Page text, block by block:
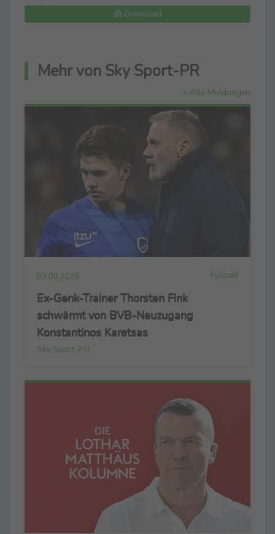
Download
Mehr von Sky Sport-PR
» Alle Meldungen
03.08.2026 Fußball
Ex-Genk-Trainer Thorsten Fink
schwärmt von BVB-Neuzugang
Konstantinos Karetsas
Sky Sport-PR